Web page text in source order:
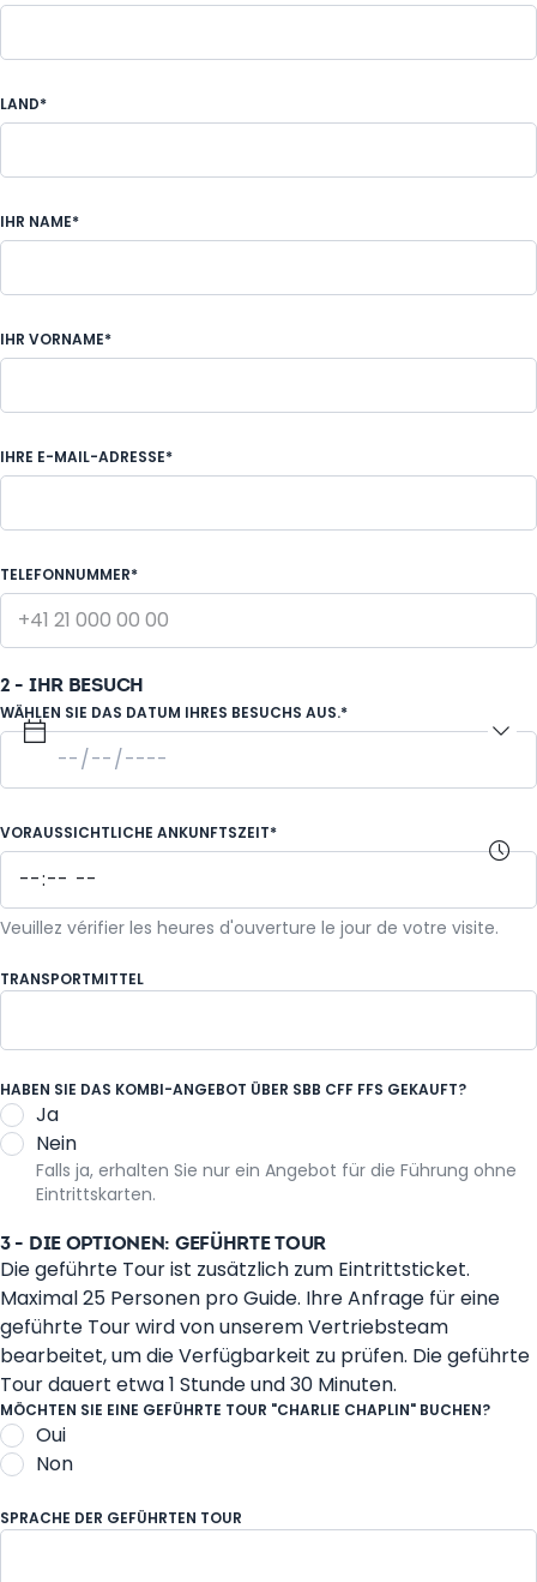
LAND*
IHR NAME*
IHR VORNAME*
IHRE E-MAIL-ADRESSE*
TELEFONNUMMER*
2 - IHR BESUCH
WÄHLEN SIE DAS DATUM IHRES BESUCHS AUS.*
VORAUSSICHTLICHE ANKUNFTSZEIT*
Veuillez vérifier les heures d'ouverture le jour de votre visite.
TRANSPORTMITTEL
Reisebus
HABEN SIE DAS KOMBI-ANGEBOT ÜBER SBB CFF FFS GEKAUFT?
Ja
Nein
Falls ja, erhalten Sie nur ein Angebot für die Führung ohne
Eintrittskarten.
3 - DIE OPTIONEN: GEFÜHRTE TOUR
Die geführte Tour ist zusätzlich zum Eintrittsticket.
Maximal 25 Personen pro Guide. Ihre Anfrage für eine
geführte Tour wird von unserem Vertriebsteam
bearbeitet, um die Verfügbarkeit zu prüfen. Die geführte
Tour dauert etwa 1 Stunde und 30 Minuten.
MÖCHTEN SIE EINE GEFÜHRTE TOUR "CHARLIE CHAPLIN" BUCHEN?
Oui
Non
SPRACHE DER GEFÜHRTEN TOUR